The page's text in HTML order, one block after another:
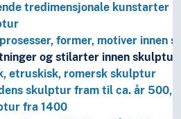
tredimensjonale kunstarter
former, motiver innen
og stilarter innen skulptur
etruskisk, romersk skulptur
skulptur fram til ca. år
fra 1400